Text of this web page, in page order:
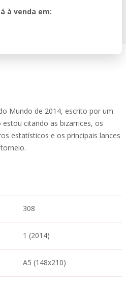
à venda em:
Mundo de 2014, escrito por um
citando as bizarrices, os
estatísticos e os principais lances
308
1 (2014)
A5 (148x210)